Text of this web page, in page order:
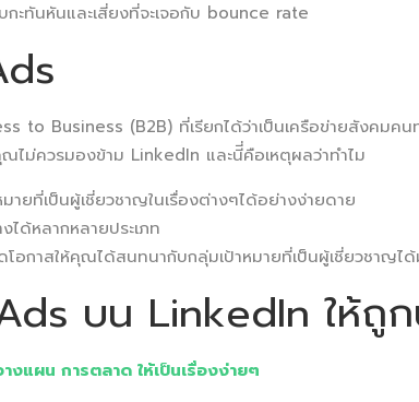
กะทันหันและเสี่ยงที่จะเจอกับ bounce rate
to Business (B2B) ที่เรียกได้ว่าเป็นเครือข่ายสังคมค
ม่ควรมองข้าม LinkedIn และนีี่คือเหตุผลว่าทำไม
ายที่เป็นผู้เชี่ยวชาญในเรื่องต่างๆได้อย่างง่ายดาย
ได้หลากหลายประเภท
อกาสให้คุณได้สนทนากับกลุ่มเป้าหมายที่เป็นผู้เชี่ยวชาญไ
บน LinkedIn ให้ถูก
งแผน การตลาด ให้เป็นเรื่องง่ายๆ